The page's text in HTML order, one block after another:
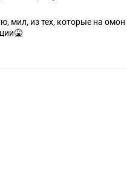
мил, из тех, которые на омон